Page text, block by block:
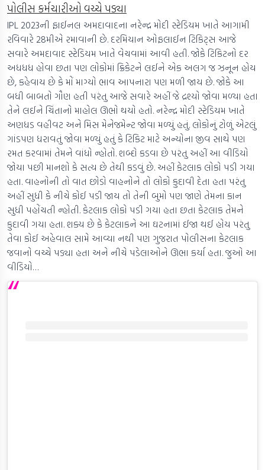
પોલીસ કર્મચારીઓ વચ્ચે પડ્યા
IPL 2023ની ફાઈનલ અમદાવાદના નરેન્દ્ર મોદી સ્ટેડિયમ ખાતે આગામી
રવિવારે 28મીએ રમાવાની છે. દરમિયાન ઓફલાઈન ટિકિટ્સ આજે
સવારે અમદાવાદ સ્ટેડિયમ ખાતે વેચવામાં આવી હતી. જોકે ટિકિટનો દર
અધધધ હોવા છતા પણ લોકોમાં ક્રિકેટને લઈને એક અલગ જ ઝનૂન હોય
છે, કહેવાય છે કે મોં માગ્યો ભાવ આપનારા પણ મળી જાય છે. જોકે આ
બધી બાબતો ગૌણ હતી પરંતુ આજે સવારે અહીં જે દ્રશ્યો જોવા મળ્યા હતા
તેને લઈને ચિંતાનો માહોલ ઊભો થયો હતો. નરેન્દ્ર મોદી સ્ટેડિયમ ખાતે
અણધડ વહીવટ અને મિસ મેનેજમેન્ટ જોવા મળ્યું હતું. લોકોનું ટોળું એટલું
ગાંડપણ ધરાવતું જોવા મળ્યું હતું કે ટિકિટ માટે અન્યોના જીવ સાથે પણ
રમત કરવામાં તેમને વાંધો ન્હોતો. શબ્દો કડવા છે પરંતુ અહીં આ વીડિયો
જોયા પછી માનશો કે સત્ય છે તેથી કડવું છે. અહીં કેટલાક લોકો પડી ગયા
હતા. વાહનોની તો વાત છોડો વાહનોને તો લોકો કુદાવી દેતા હતા પરંતુ
અહીં સુધી કે નીચે કોઈ પડી જાય તો તેની બુમો પણ જાણે તેમના કાન
સુધી પહોંચતી ન્હોતી. કેટલાક લોકો પડી ગયા હતા છતા કેટલાક તેમને
કુદાવી ગયા હતા. શક્ય છે કે કેટલાકને આ ઘટનામાં ઈજા થઈ હોય પરંતુ
તેવા કોઈ અહેવાલ સામે આવ્યા નથી પણ ગુજરાત પોલીસના કેટલાક
જવાનો વચ્ચે પડ્યા હતા અને નીચે પડેલાઓને ઊભા કર્યા હતા. જુઓ આ
વીડિયો…